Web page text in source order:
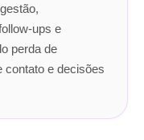
ups e
perda de
contato e decisões